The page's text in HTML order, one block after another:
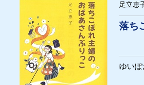
足立恵
落ち
ゆい